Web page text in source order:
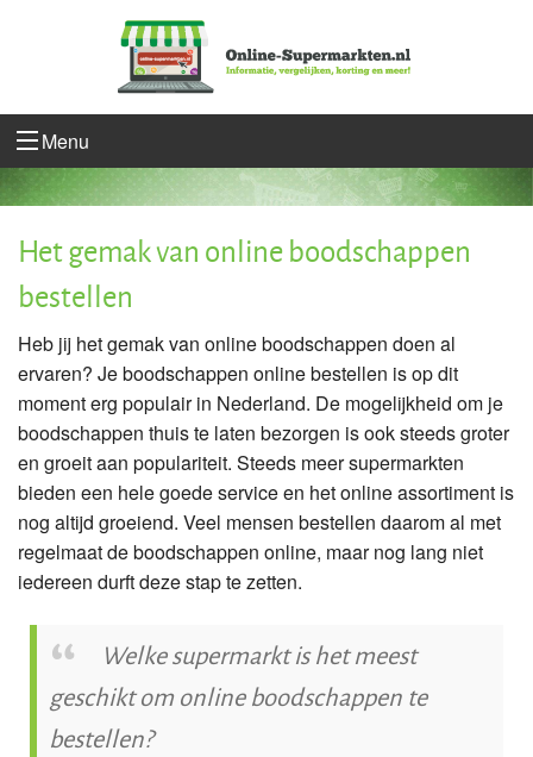
Menu
Het gemak van online boodschappen
bestellen
Heb jij het gemak van online boodschappen doen al
ervaren? Je boodschappen online bestellen is op dit
moment erg populair in Nederland. De mogelijkheid om je
boodschappen thuis te laten bezorgen is ook steeds groter
en groeit aan populariteit. Steeds meer supermarkten
bieden een hele goede service en het online assortiment is
nog altijd groeiend. Veel mensen bestellen daarom al met
regelmaat de boodschappen online, maar nog lang niet
iedereen durft deze stap te zetten.
Welke supermarkt is het meest
geschikt om online boodschappen te
bestellen?